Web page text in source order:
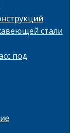
стали
под